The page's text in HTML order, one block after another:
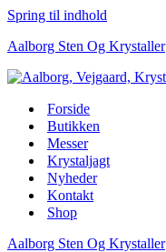
Spring til indhold
Aalborg Sten Og Krystaller
Forside
Butikken
Messer
Krystaljagt
Nyheder
Kontakt
Shop
Aalborg Sten Og Krystaller